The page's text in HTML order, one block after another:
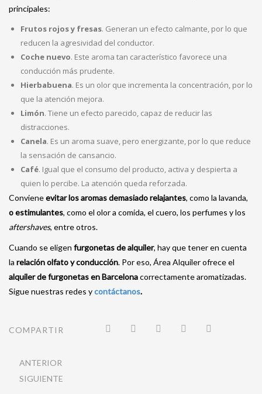
principales:
Frutos rojos y fresas. Generan un efecto calmante, por lo que
reducen la agresividad del conductor.
Coche nuevo. Este aroma tan característico favorece una
conducción más prudente.
Hierbabuena. Es un olor que incrementa la concentración, por lo
que la atención mejora.
Limón. Tiene un efecto parecido, capaz de reducir las
distracciones.
Canela. Es un aroma suave, pero energizante, por lo que reduce
la sensación de cansancio.
Café. Igual que el consumo del producto, activa y despierta a
quien lo percibe. La atención queda reforzada.
Convieneevitar los aromas demasiado relajantes, como la lavanda,
o estimulantes, como el olor a comida, el cuero, los perfumes y los
aftershaves, entre otros.
Cuando se eligen furgonetas de alquiler, hay que tener en cuenta
la relación olfato y conducción. Por eso, Área Alquiler ofrece el
alquiler de furgonetas en Barcelonacorrectamente aromatizadas.
Sigue nuestras redes ycontáctanos.
COMPARTIR
ANTERIOR
SIGUIENTE